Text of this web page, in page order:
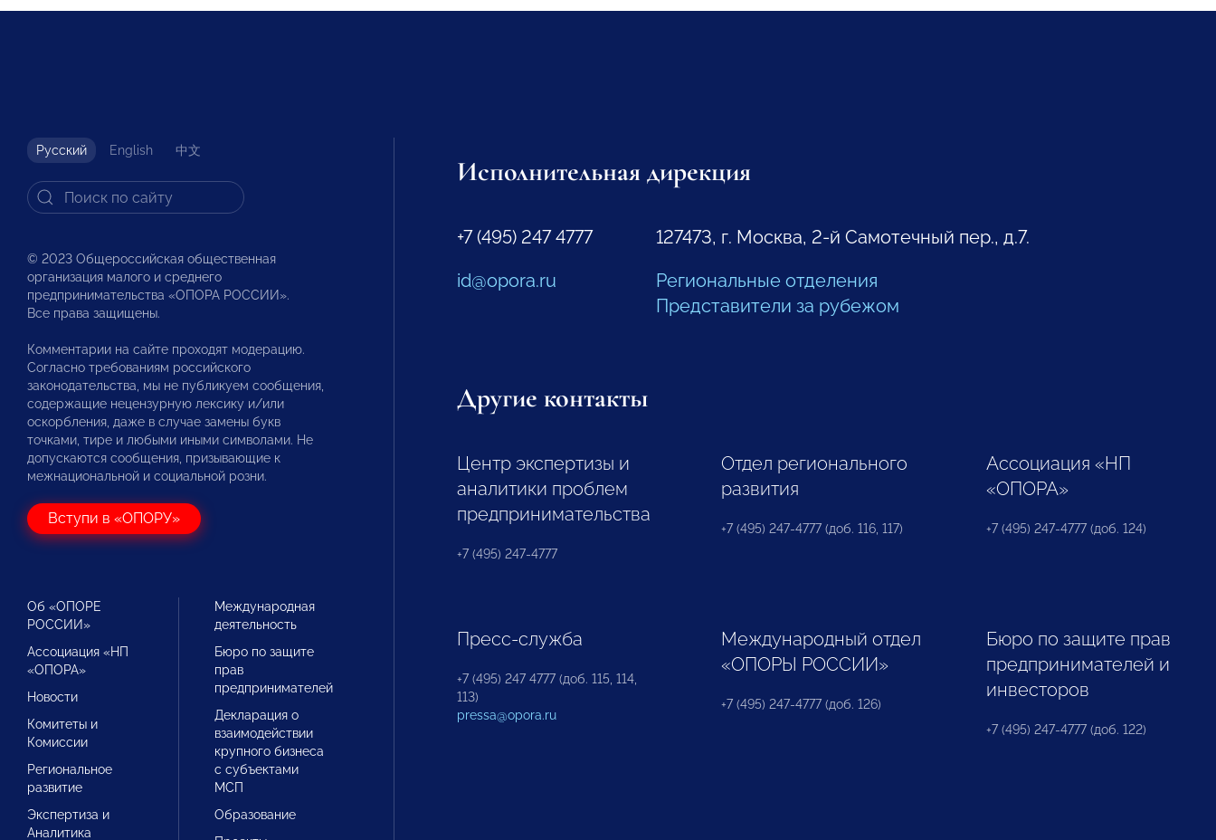
Русский English 中文
© 2023 Общероссийская общественная
организация малого и среднего
предпринимательства «ОПОРА РОССИИ».
Все права защищены.
Комментарии на сайте проходят модерацию.
Согласно требованиям российского
законодательства, мы не публикуем сообщения,
содержащие нецензурную лексику и/или
оскорбления, даже в случае замены букв
точками, тире и любыми иными символами. Не
допускаются сообщения, призывающие к
межнациональной и социальной розни.
Вступи в «ОПОРУ»
Об «ОПОРЕ
РОССИИ»
Ассоциация «НП
«ОПОРА»
Новости
Комитеты и
Комиссии
Региональное
развитие
Экспертиза и
Аналитика
Международная
деятельность
Бюро по защите
прав
предпринимателей
Декларация о
взаимодействии
крупного бизнеса
с субъектами
МСП
Образование
Исполнительная дирекция
+7 (495) 247 4777
id@opora.ru
127473, г. Москва, 2-й Самотечный пер., д.7.
Региональные отделения
Представители за рубежом
Другие контакты
Центр экспертизы и
аналитики проблем
предпринимательства
+7 (495) 247-4777
Отдел регионального
развития
+7 (495) 247-4777 (доб. 116, 117)
Ассоциация «НП
«ОПОРА»
+7 (495) 247-4777 (доб. 124)
Пресс-служба
+7 (495) 247 4777 (доб. 115, 114,
113)
pressa@opora.ru
Международный отдел
«ОПОРЫ РОССИИ»
+7 (495) 247-4777 (доб. 126)
Бюро по защите прав
предпринимателей и
инвесторов
+7 (495) 247-4777 (доб. 122)